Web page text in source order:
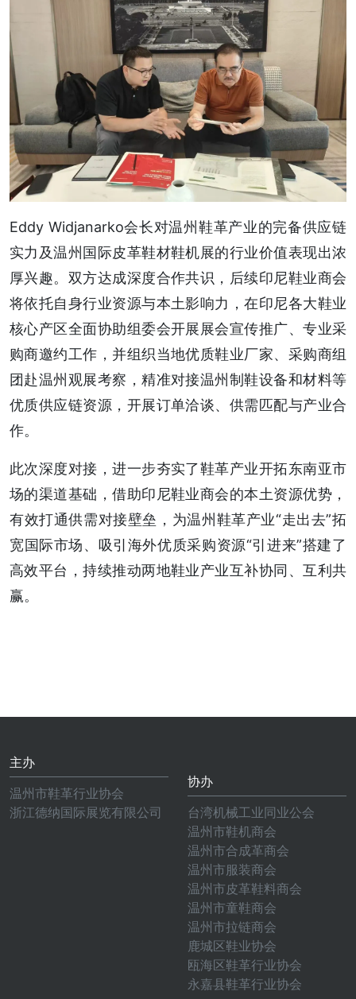
Eddy Widjanarko会长对温州鞋革产业的完备供应链
实力及温州国际皮革鞋材鞋机展的行业价值表现出浓
厚兴趣。双方达成深度合作共识，后续印尼鞋业商会
将依托自身行业资源与本土影响力，在印尼各大鞋业
核心产区全面协助组委会开展展会宣传推广、专业采
购商邀约工作，并组织当地优质鞋业厂家、采购商组
团赴温州观展考察，精准对接温州制鞋设备和材料等
优质供应链资源，开展订单洽谈、供需匹配与产业合
作。
此次深度对接，进一步夯实了鞋革产业开拓东南亚市
场的渠道基础，借助印尼鞋业商会的本土资源优势，
有效打通供需对接壁垒，为温州鞋革产业“走出去”拓
宽国际市场、吸引海外优质采购资源“引进来”搭建了
高效平台，持续推动两地鞋业产业互补协同、互利共
赢。
主办
温州市鞋革行业协会
浙江德纳国际展览有限公司
协办
台湾机械工业同业公会
温州市鞋机商会
温州市合成革商会
温州市服装商会
温州市皮革鞋料商会
温州市童鞋商会
温州市拉链商会
鹿城区鞋业协会
瓯海区鞋革行业协会
永嘉县鞋革行业协会